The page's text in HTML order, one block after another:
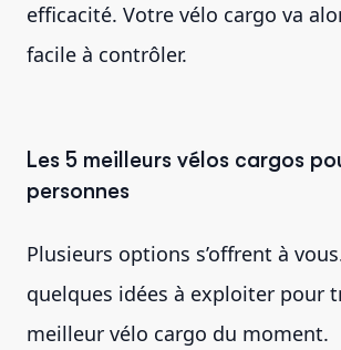
efficacité. Votre vélo cargo va
facile à contrôler.
Les 5 meilleurs vélos cargos
personnes
Plusieurs options s’offrent à
quelques idées à exploiter pour
meilleur vélo cargo du moment.